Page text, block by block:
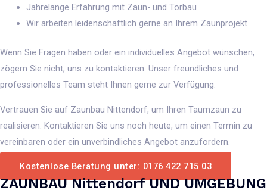
Jahrelange Erfahrung mit Zaun- und Torbau
Wir arbeiten leidenschaftlich gerne an Ihrem Zaunprojekt
Wenn Sie Fragen haben oder ein individuelles Angebot wünschen,
zögern Sie nicht, uns zu kontaktieren. Unser freundliches und
professionelles Team steht Ihnen gerne zur Verfügung.
Vertrauen Sie auf Zaunbau Nittendorf, um Ihren Taumzaun zu
realisieren. Kontaktieren Sie uns noch heute, um einen Termin zu
vereinbaren oder ein unverbindliches Angebot anzufordern.
Kostenlose Beratung unter: 0176 422 715 03
ZAUNBAU Nittendorf UND UMGEBUNG